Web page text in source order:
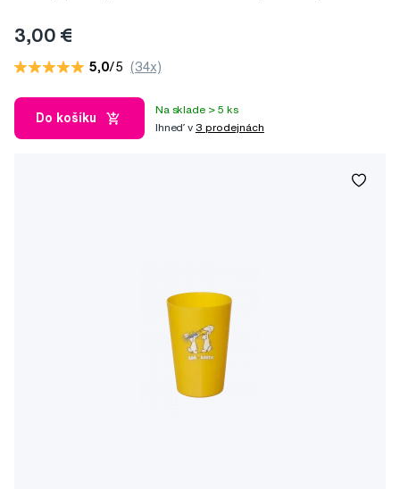
3,00 €
5,0/5 (34x)
Do košíku
Na sklade > 5 ks
Ihneď v 3 prodejnách